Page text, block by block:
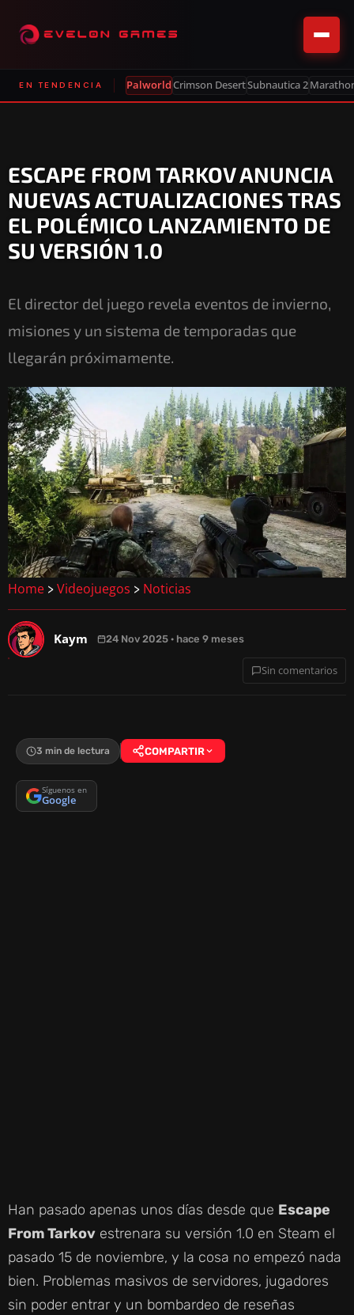
EN TENDENCIA PalworldCrimson DesertSubnautica 2
ESCAPE FROM TARKOV ANUNCIA
NUEVAS ACTUALIZACIONES TRAS
EL POLÉMICO LANZAMIENTO DE
SU VERSIÓN 1.0
El director del juego revela eventos de invierno,
misiones y un sistema de temporadas que
llegarán próximamente.
Home > Videojuegos > Noticias
Kaym 24 Nov 2025 · hace 9 meses
Sin comentarios
3 min de lectura COMPARTIR
Síguenos en
Google
Han pasado apenas unos días desde que Escape
From Tarkov estrenara su versión 1.0 en Steam el
pasado 15 de noviembre, y la cosa no empezó nada
bien. Problemas masivos de servidores, jugadores
sin poder entrar y un bombardeo de reseñas